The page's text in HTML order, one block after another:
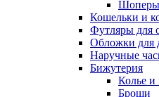
Шоперы
Кошельки и
Футляры для
Обложки для
Наручные
Бижутерия
Колье и
Броши